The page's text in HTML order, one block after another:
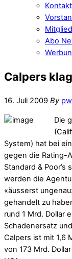
Kontakt
Abo
Calpers
16. Juli 2009 By
Die
System) hat bei
gegen die Rating-
Standard &
werden die
«äusserst
gehandelt zu
rund 1 Mrd. Dollar
Schadenersatz
Calpers ist mit 1,6
von 173 Mrd.